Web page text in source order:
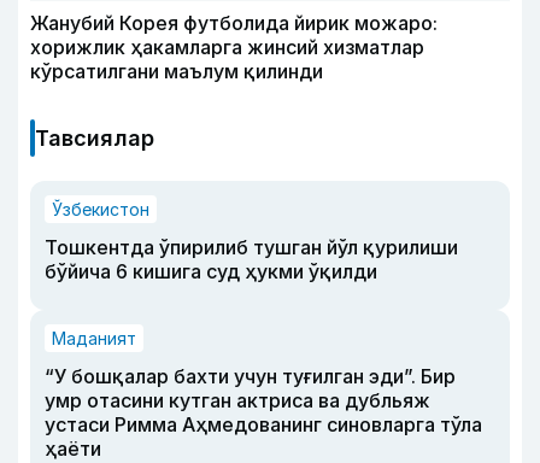
Жанубий Корея футболида йирик можаро:
хорижлик ҳакамларга жинсий хизматлар
кўрсатилгани маълум қилинди
Тавсиялар
Ўзбекистон
Тошкентда ўпирилиб тушган йўл қурилиши
бўйича 6 кишига суд ҳукми ўқилди
Маданият
“У бошқалар бахти учун туғилган эди”. Бир
умр отасини кутган актриса ва дубльяж
устаси Римма Аҳмедованинг синовларга тўла
ҳаёти